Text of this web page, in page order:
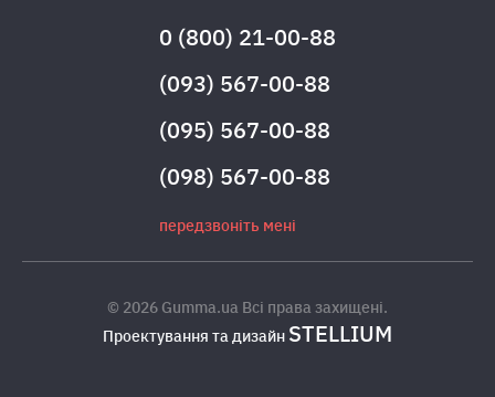
0 (800) 21-00-88
(093) 567-00-88
(095) 567-00-88
(098) 567-00-88
передзвоніть мені
© 2026 Gumma.ua Всі права захищені.
Проектування та дизайн STELLIUM